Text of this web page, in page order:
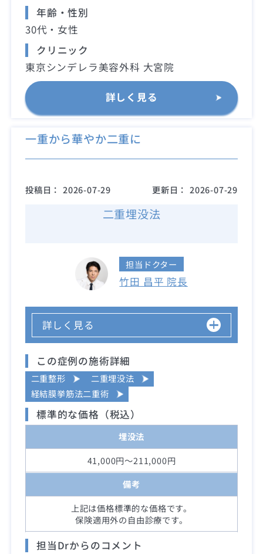
年齢・性別
30代・女性
クリニック
東京シンデレラ美容外科 大宮院
詳しく見る
一重から華やか二重に
投稿日： 2026-07-29 更新日： 2026-07-29
二重埋没法
担当ドクター
竹田 昌平 院長
詳しく見る
この症例の施術詳細
二重整形
二重埋没法
経結膜挙筋法二重術
標準的な価格（税込）
埋没法
41,000円～211,000円
備考
上記は価格標準的な価格です。
保険適用外の自由診療です。
担当Drからのコメント